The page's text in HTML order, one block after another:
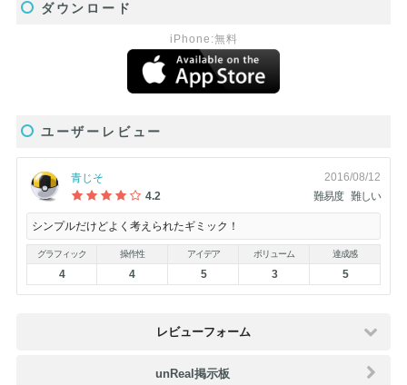
ダウンロード
iPhone:無料
ユーザーレビュー
青じそ 2016/08/12
シンプルだけどよく考えられたギミック！
4.2
グラフィック
4
操作性
4
アイデア
5
ボリューム
3
達成感
5
難易度 難しい
レビューフォーム
unReal掲示板